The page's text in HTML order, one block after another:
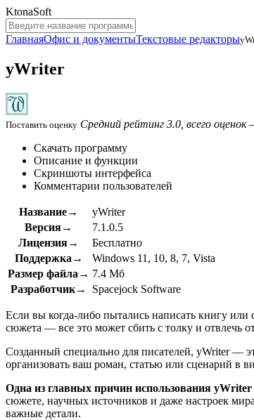
KtonaSoft
ГлавнаяОфис и документыТекстовые редакторы
yWriter
Поставить оценку Средний рейтинг 3.0, всего оценок
Скачать программу
Описание и функции
Скриншоты интерфейса
Комментарии пользователей
Название→
yWriter
Версия→
7.1.0.5
Лицензия→
Бесплатно
Поддержка→
Windows 11, 10, 8, 7, Vista
Размер файла→ 7.4 Мб
Разработчик→
Spacejock Software
Если вы когда-либо пытались написать книгу или
сюжета — все это может сбить с толку и отвлечь
Созданный специально для писателей, yWriter —
организовать ваш роман, статью или сценарий в
Одна из главных причин использования
сюжете, научных источников и даже настроек
важные детали.